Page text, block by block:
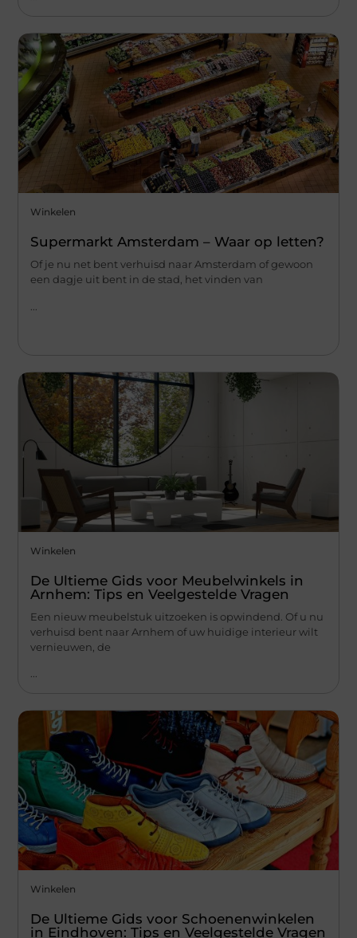
Winkelen
Supermarkt Amsterdam – Waar op letten?
Of je nu net bent verhuisd naar Amsterdam of gewoon
een dagje uit bent in de stad, het vinden van
Winkelen
De Ultieme Gids voor Meubelwinkels in
Arnhem: Tips en Veelgestelde Vragen
Een nieuw meubelstuk uitzoeken is opwindend. Of u nu
verhuisd bent naar Arnhem of uw huidige interieur wilt
vernieuwen, de
Winkelen
De Ultieme Gids voor Schoenenwinkelen
in Eindhoven: Tips en Veelgestelde Vragen